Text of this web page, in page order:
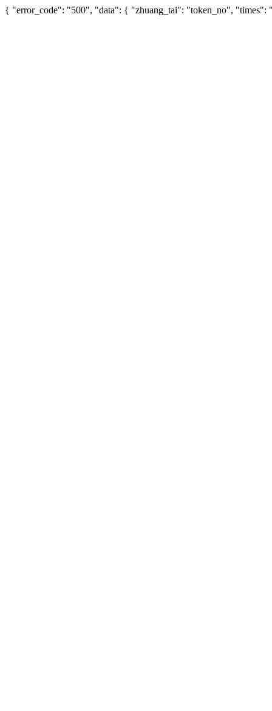
{ "error_code": "500", "data": { "zhuang_tai": "token_no", "times":